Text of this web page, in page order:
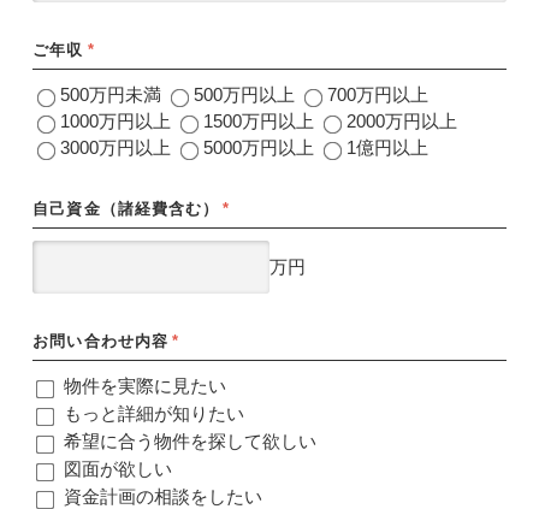
ご年収 *
500万円未満 500万円以上
700万円以上
1000万円以上
1500万円以上
2000万円以上
3000万円以上
5000万円以上 1億円以上
自己資金（諸経費含む） *
万円
お問い合わせ内容 *
物件を実際に見たい
もっと詳細が知りたい
希望に合う物件を探して欲しい
図面が欲しい
資金計画の相談をしたい